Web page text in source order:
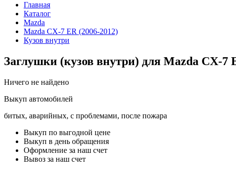
Главная
Каталог
Mazda
Mazda CX-7 ER (2006-2012)
Кузов внутри
Заглушки (кузов внутри) для Mazda CX-7
Ничего не найдено
Выкуп автомобилей
битых, аварийных, с проблемами, после пожара
Выкуп по выгодной цене
Выкуп в день обращения
Оформление за наш счет
Вывоз за наш счет